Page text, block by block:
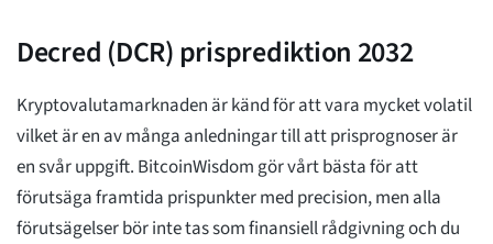
Decred (DCR) prisprediktion 2032
Kryptovalutamarknaden är känd för att vara mycket volatil
vilket är en av många anledningar till att prisprognoser är
en svår uppgift. BitcoinWisdom gör vårt bästa för att
förutsäga framtida prispunkter med precision, men alla
förutsägelser bör inte tas som finansiell rådgivning och du